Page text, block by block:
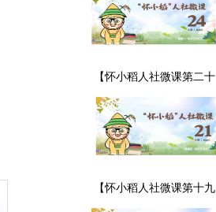
【怀小稻人社微课第二十
一期】用人单位可以强行
调换劳动者的工作岗位
【怀小稻人社微课第十九
期】劳动合同中“发生伤亡